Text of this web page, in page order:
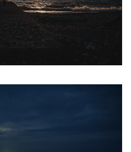
Angemeldet bleiben